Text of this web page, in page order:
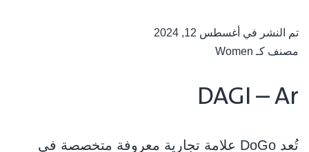
تم النشر في أغسطس 12, 2024
مصنف كـ Women
DAGI – Ar
ﺗُﻌﺪ DoGo ﻋﻼﻣﺔ ﺗﺠﺎرﻳﺔ ﻣﻌﺮوﻓﺔ ﻣﺘﺨﺼﺼﺔ ﻓﻲ